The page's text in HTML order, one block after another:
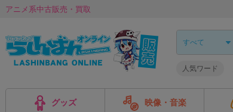
アニメ系中古販売・買取
人気ワード
グッズ 映像・音楽